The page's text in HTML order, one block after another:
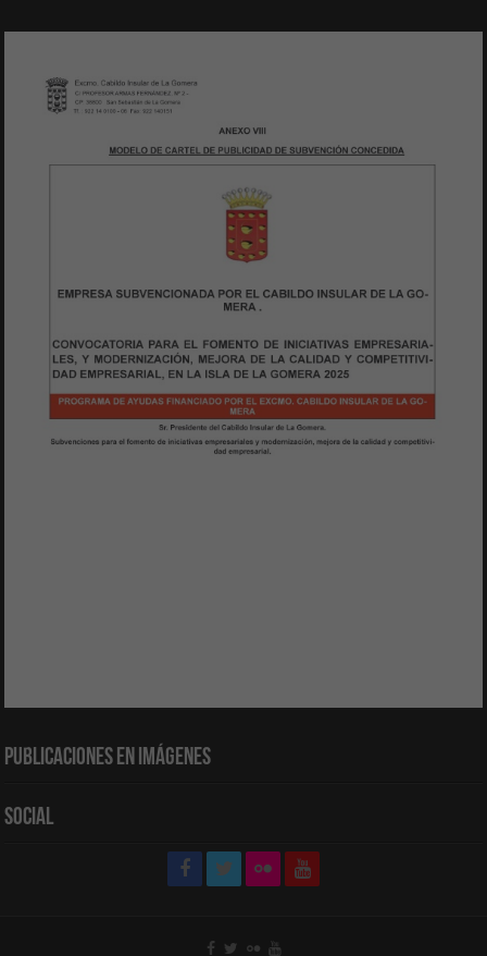
Publicaciones en Imágenes
Social